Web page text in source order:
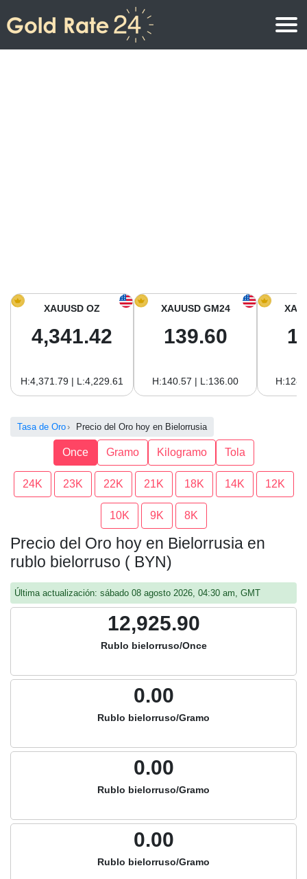
Precio del Oro hoy en América del sur
XAUUSD OZ
4,341.42
H:4,371.79 | L:4,229.61
XAUUSD GM24
139.60
H:140.57 | L:136.00
Tasa de Oro Precio del Oro hoy en Bielorrusia
Once Gramo Kilogramo Tola
24K 23K 22K 21K 18K 14K 12K
10K 9K 8K
Precio del Oro hoy en Bielorrusia en
rublo bielorruso ( BYN)
Última actualización: sábado 08 agosto 2026, 04:30 am, GMT
12,925.90
Rublo bielorruso/Once
0.00
Rublo bielorruso/Gramo
0.00
Rublo bielorruso/Gramo
0.00
Rublo bielorruso/Gramo